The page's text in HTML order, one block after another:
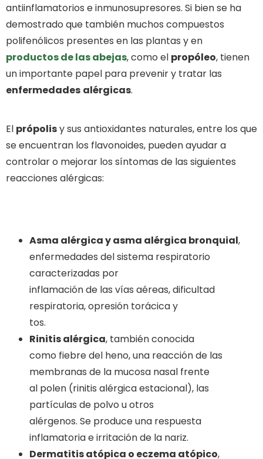
antiinflamatorios e inmunosupresores. Si bien se ha
demostrado que también muchos compuestos
polifenólicos presentes en las plantas y en
productos de las abejas, como el propóleo, tienen
un importante papel para prevenir y tratar las
enfermedades alérgicas.
El própolisy sus antioxidantes naturales, entre los que
se encuentran los flavonoides, pueden ayudar a
controlar o mejorar los síntomas de las siguientes
reacciones alérgicas:
Asma alérgica y asma alérgica bronquial,
enfermedades del sistema respiratorio
caracterizadas por
inflamación de las vías aéreas, dificultad
respiratoria, opresión torácica y
tos.
Rinitis alérgica, también conocida
como fiebre del heno, una reacción de las
membranas de la mucosa nasal frente
al polen (rinitis alérgica estacional), las
partículas de polvo u otros
alérgenos. Se produce una respuesta
inflamatoria e irritación de la nariz.
Dermatitis atópica o eczema atópico,